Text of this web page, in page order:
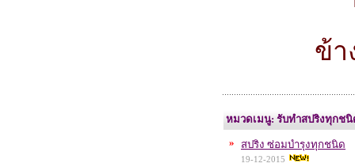
ข้างล่
หมวดเมนู: รับทำสปริงทุกชนิ
»
สปริง ซ่อมบำรุงทุกชนิด
19-12-2015